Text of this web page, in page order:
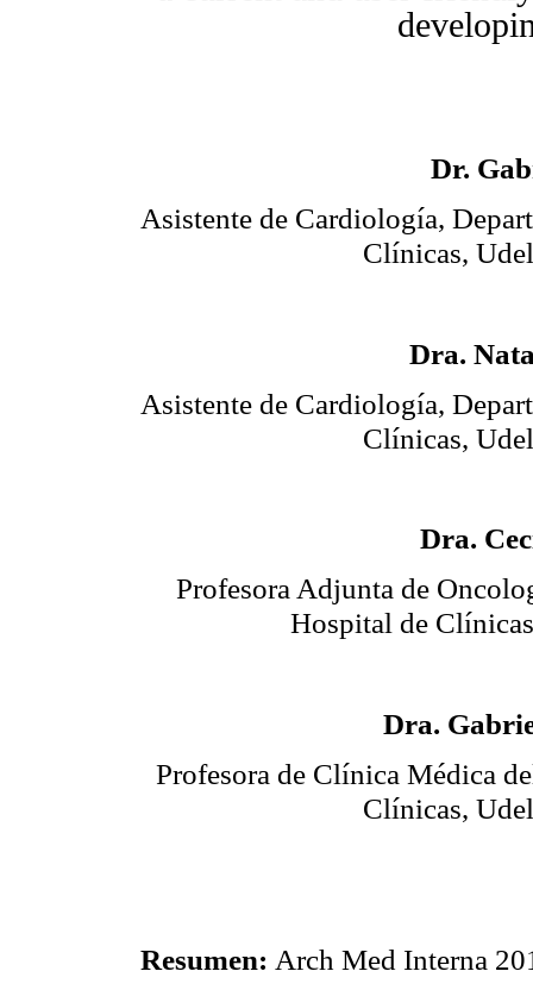
Dr.
Asistente de Cardiología,
Clínicas,
Dra.
Asistente de Cardiología,
Clínicas,
Dra.
Profesora Adjunta de
Hospital de
Dra.
Profesora de Clínica Médica
Clínicas,
Resumen: Arch Med Interna